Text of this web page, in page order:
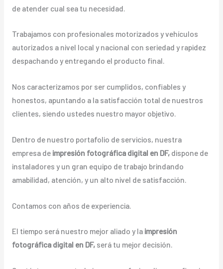
de atender cual sea tu necesidad.
Trabajamos con profesionales motorizados y vehículos
autorizados a nivel local y nacional con seriedad y rapidez
despachando y entregando el producto final.
Nos caracterizamos por ser cumplidos, confiables y
honestos, apuntando a la satisfacción total de nuestros
clientes, siendo ustedes nuestro mayor objetivo.
Dentro de nuestro portafolio de servicios, nuestra
empresa de impresión fotográfica digital en DF,dispone de
instaladores y un gran equipo de trabajo brindando
amabilidad, atención, y un alto nivel de satisfacción.
Contamos con años de experiencia.
El tiempo será nuestro mejor aliado y la impresión
fotográfica digital en DF, será tu mejor decisión.